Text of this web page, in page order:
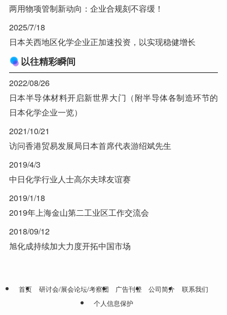
两用物项管制新动向：企业合规刻不容缓！
2025/7/18
日本关西地区化学企业正加速投资，以实现稳健增长
以往精彩瞬间
2022/08/26
日本半导体材料开启新世界大门（附半导体各制造环节的
日本化学企业一览）
2021/10/21
访问香港贸易发展局日本首席代表游绍斌先生
2019/4/3
中日化学行业人士高尔夫球友谊赛
2019/1/18
2019年上海金山第二工业区工作交流会
2018/09/12
旭化成持续加大力度开拓中国市场
首页 研讨会/展会论坛/考察团 广告刊登 公司简介
联系我们
个人信息保护